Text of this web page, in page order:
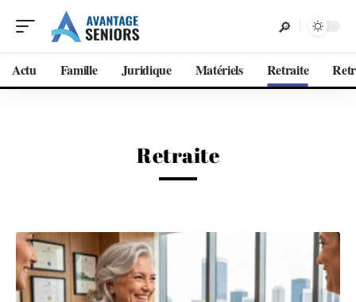
Actu Famille Juridique Matériels Retraite
Retraite